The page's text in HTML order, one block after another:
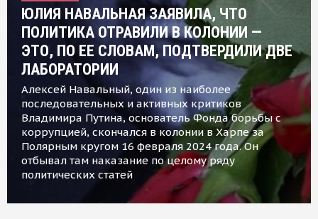
ЮЛИЯ НАВАЛЬНАЯ ЗАЯВИЛА, ЧТО
ПОЛИТИКА ОТРАВИЛИ В КОЛОНИИ —
ЭТО, ПО ЕЕ СЛОВАМ, ПОДТВЕРДИЛИ ДВЕ
ЛАБОРАТОРИИ
Алексей Навальный, один из наиболее
последовательных и активных критиков
Владимира Путина, основатель Фонда борьбы с
коррупцией, скончался в колонии в Харпе за
Полярным кругом 16 февраля 2024 года. Он
отбывал там наказание по целому ряду
политических статей